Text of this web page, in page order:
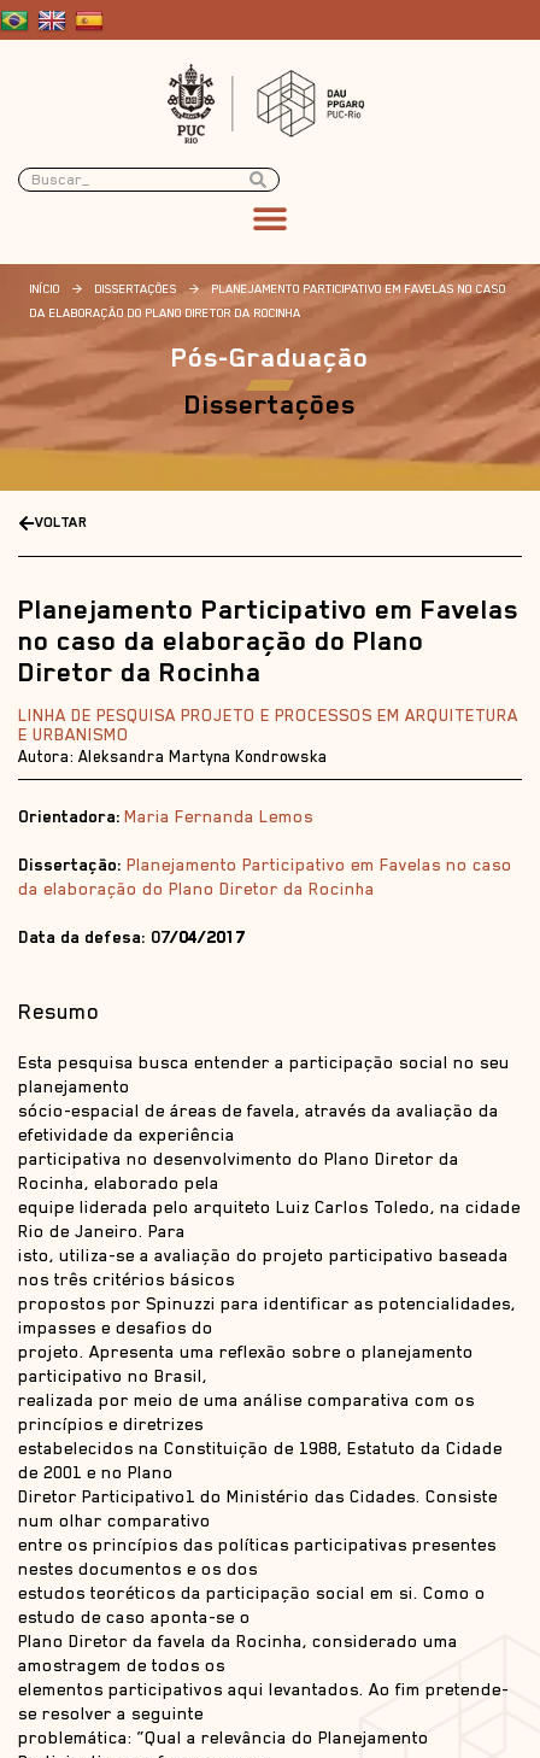
INÍCIO > DISSERTAÇÕES >
PLANEJAMENTO PARTICIPATIVO EM FAVELAS NO CASO
DA ELABORAÇÃO DO PLANO DIRETOR DA ROCINHA
Pós-Graduação
Dissertações
VOLTAR
Planejamento Participativo em Favelas
no caso da elaboração do Plano
Diretor da Rocinha
LINHA DE PESQUISA PROJETO E PROCESSOS EM ARQUITETURA
E URBANISMO
Autora: Aleksandra Martyna Kondrowska
Orientadora: Maria Fernanda Lemos
Dissertação: Planejamento Participativo em Favelas no caso
da elaboração do Plano Diretor da Rocinha
Data da defesa: 07/04/2017
Resumo
Esta pesquisa busca entender a participação social no seu
planejamento
sócio-espacial de áreas de favela, através da avaliação da
efetividade da experiência
participativa no desenvolvimento do Plano Diretor da
Rocinha, elaborado pela
equipe liderada pelo arquiteto Luiz Carlos Toledo, na cidade
Rio de Janeiro. Para
isto, utiliza-se a avaliação do projeto participativo baseada
nos três critérios básicos
propostos por Spinuzzi para identificar as potencialidades,
impasses e desafios do
projeto. Apresenta uma reflexão sobre o planejamento
participativo no Brasil,
realizada por meio de uma análise comparativa com os
princípios e diretrizes
estabelecidos na Constituição de 1988, Estatuto da Cidade
de 2001 e no Plano
Diretor Participativo1 do Ministério das Cidades. Consiste
num olhar comparativo
entre os princípios das políticas participativas presentes
nestes documentos e os dos
estudos teoréticos da participação social em si. Como o
estudo de caso aponta-se o
Plano Diretor da favela da Rocinha, considerado uma
amostragem de todos os
elementos participativos aqui levantados. Ao fim pretende-
se resolver a seguinte
problemática: “Qual a relevância do Planejamento